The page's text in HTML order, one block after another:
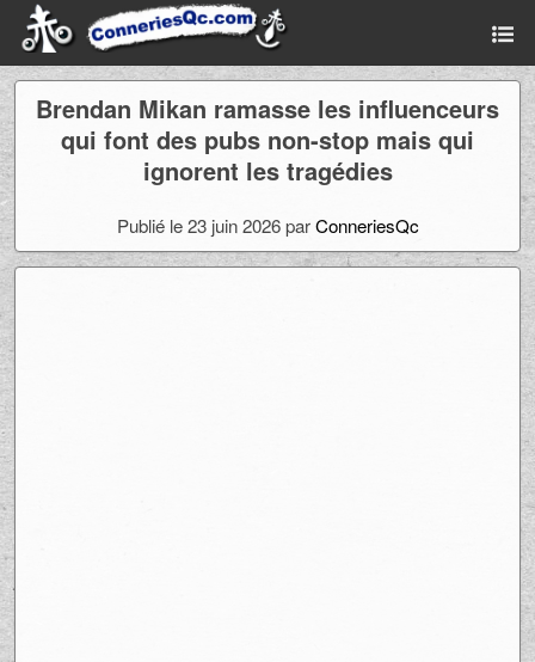
Brendan Mikan ramasse les influenceurs
qui font des pubs non-stop mais qui
ignorent les tragédies
Publié le 23 juin 2026 parConneriesQc